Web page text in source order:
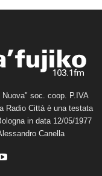
soc. coop. P.IVA
Radio Città è una testata
in data 12/05/1977
Canella